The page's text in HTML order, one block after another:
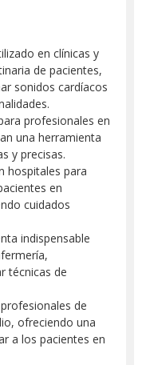
en clínicas y
de pacientes,
sonidos cardíacos
profesionales en
una herramienta
y precisas.
hospitales para
en
cuidados
indispensable
técnicas de
de
ofreciendo una
a los pacientes en